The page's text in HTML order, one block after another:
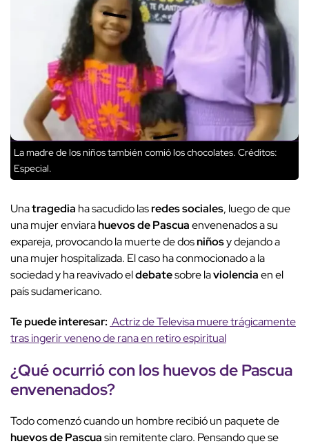
La madre de los niños también comió los chocolates. Créditos:
Especial.
Unatragedia ha sacudido lasredes sociales, luego de que
una mujer enviarahuevos de Pascuaenvenenados a su
expareja, provocando la muerte de dosniñosy dejando a
una mujer hospitalizada. El caso ha conmocionado a la
sociedad y ha reavivado eldebatesobre laviolenciaen el
país sudamericano.
Te puede interesar: Actriz de Televisa muere trágicamente
tras ingerir veneno de rana en retiro espiritual
¿Qué ocurrió con loshuevos de Pascua
envenenados?
Todo comenzó cuando un hombre recibió un paquete de
huevos de Pascuasin remitente claro. Pensando que se